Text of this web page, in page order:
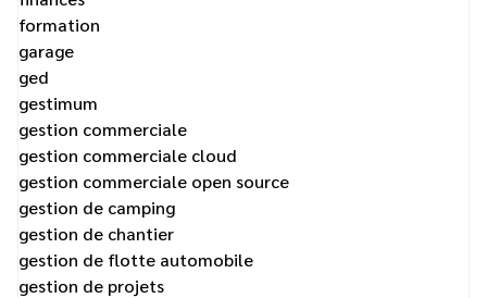
formation
garage
ged
gestimum
gestion commerciale
gestion commerciale cloud
gestion commerciale open source
gestion de camping
gestion de chantier
gestion de flotte automobile
gestion de projets